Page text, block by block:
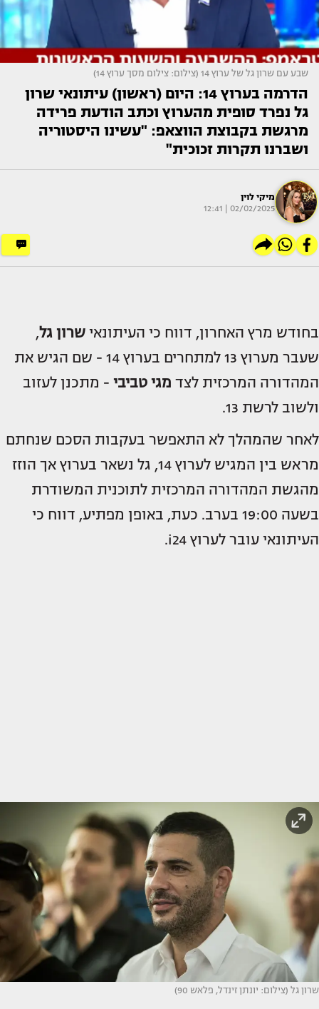
שבע עם שרון גל של ערוץ 14 (צילום: צילום מסך ערוץ 14)
הדרמה בערוץ 14: היום (ראשון) עיתונאי שרון
גל נפרד סופית מהערוץ וכתב הודעת פרידה
מרגשת בקבוצת הווצאפ: "עשינו היסטוריה
ושברנו תקרות זכוכית"
מיקי לוין
02/02/2025 | 12:41
בחודש מרץ האחרון, דווח כי העיתונאי שרון גל,
שעבר מערוץ 13 למתחרים בערוץ 14 - שם הגיש את
המהדורה המרכזית לצד מגי טביבי - מתכנן לעזוב
ולשוב לרשת 13.
לאחר שהמהלך לא התאפשר בעקבות הסכם שנחתם
מראש בין המגיש לערוץ 14, גל נשאר בערוץ אך הוזז
מהגשת המהדורה המרכזית לתוכנית המשודרת
בשעה 19:00 בערב. כעת, באופן מפתיע, דווח כי
העיתונאי עובר לערוץ i24.
שרון גל (צילום: יונתן זינדל, פלאש 90)